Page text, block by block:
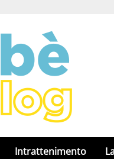
Intrattenimento